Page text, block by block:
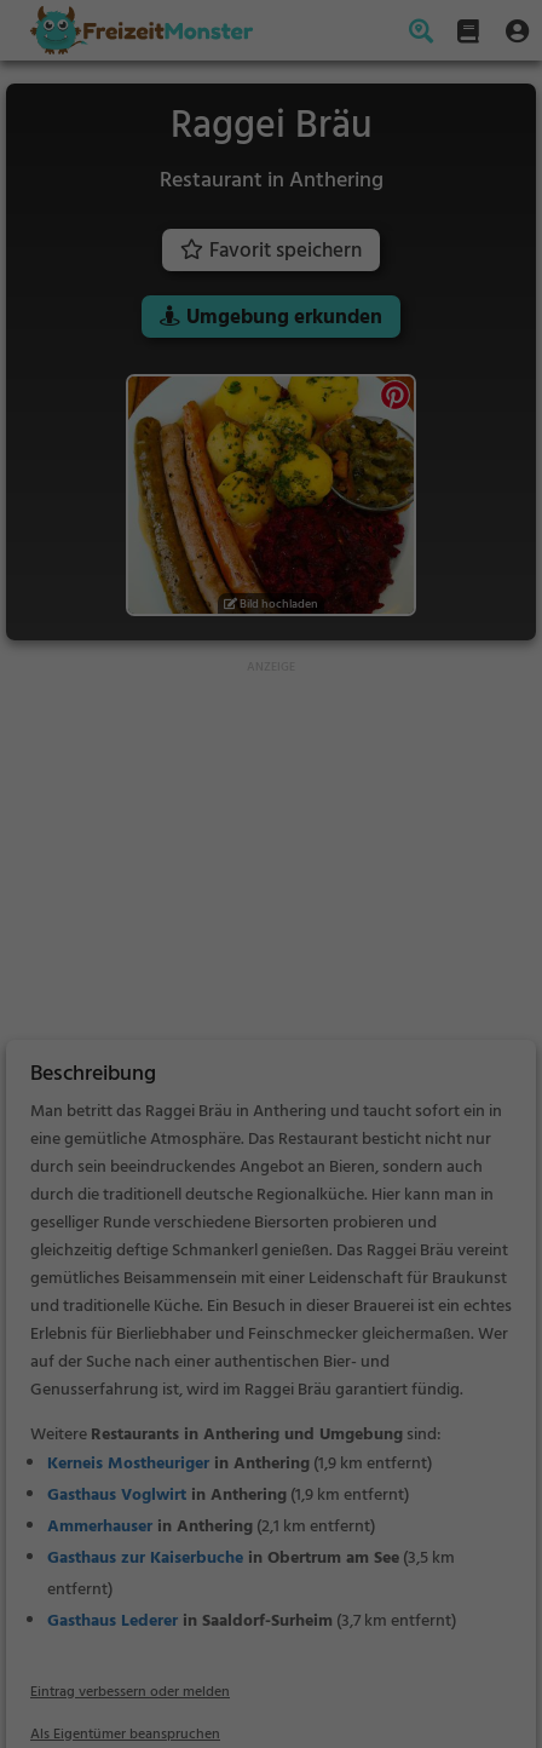
Raggei Bräu
Restaurant in Anthering
Favorit speichern
Umgebung erkunden
Bild hochladen
Beschreibung
Man betritt das Raggei Bräu in Anthering und taucht sofort ein in
eine gemütliche Atmosphäre. Das Restaurant besticht nicht nur
durch sein beeindruckendes Angebot an Bieren, sondern auch
durch die traditionell deutsche Regionalküche. Hier kann man in
geselliger Runde verschiedene Biersorten probieren und
gleichzeitig deftige Schmankerl genießen. Das Raggei Bräu vereint
gemütliches Beisammensein mit einer Leidenschaft für Braukunst
und traditionelle Küche. Ein Besuch in dieser Brauerei ist ein echtes
Erlebnis für Bierliebhaber und Feinschmecker gleichermaßen. Wer
auf der Suche nach einer authentischen Bier- und
Genusserfahrung ist, wird im Raggei Bräu garantiert fündig.
WeitereRestaurants in Anthering und Umgebungsind:
Kerneis Mostheuriger in Anthering(1,9 km entfernt)
Gasthaus Voglwirt in Anthering(1,9 km entfernt)
Ammerhauser in Anthering(2,1 km entfernt)
Gasthaus zur Kaiserbuche in Obertrum am See(3,5 km
entfernt)
Gasthaus Lederer in Saaldorf-Surheim (3,7 km entfernt)
Eintrag verbessern oder melden
Als Eigentümer beanspruchen